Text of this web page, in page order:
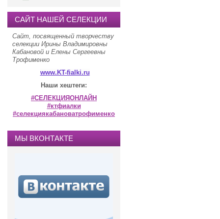
САЙТ НАШЕЙ СЕЛЕКЦИИ
Сайт, посвященный творчеству
селекции Ирины Владимировны
Кабановой и Елены Сергеевны
Трофименко
www.KT-fialki.ru
Наши хештеги:
#СЕЛЕКЦИЯОНЛАЙН
#ктфиалки
#селекциякабановатрофименко
МЫ ВКОНТАКТЕ